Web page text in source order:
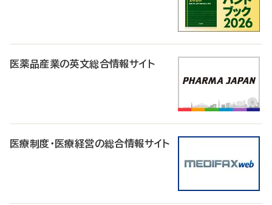
医薬品産業の英文総合情報サイト
医療制度・医療経営の総合情報サイト